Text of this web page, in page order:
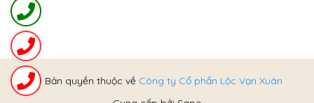
@ Bản quyền thuộc về Công ty Cổ phần Lộc Vạn Xuân